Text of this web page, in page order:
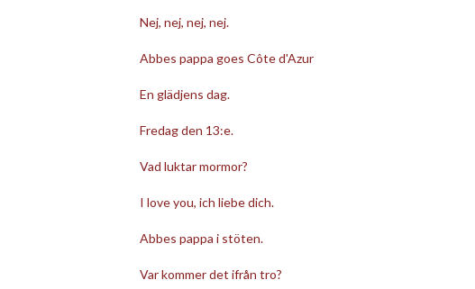
Nej, nej, nej, nej.
Abbes pappa goes Côte d'Azur
En glädjens dag.
Fredag den 13:e.
Vad luktar mormor?
I love you, ich liebe dich.
Abbes pappa i stöten.
Var kommer det ifrån tro?